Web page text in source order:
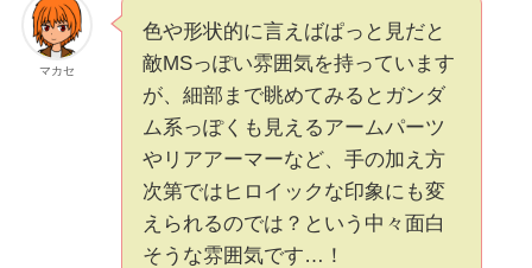
マカセ
色や形状的に言えばぱっと見だと
敵MSっぽい雰囲気を持っています
が、細部まで眺めてみるとガンダ
ム系っぽくも見えるアームパーツ
やリアアーマーなど、手の加え方
次第ではヒロイックな印象にも変
えられるのでは？という中々面白
そうな雰囲気です…！